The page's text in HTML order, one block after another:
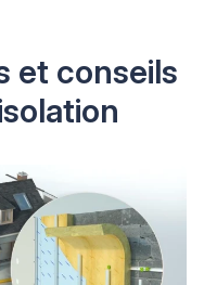
et conseils